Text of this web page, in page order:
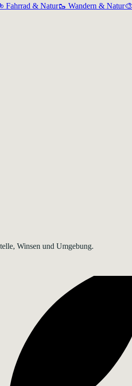
Fahrrad & Natur🥾 Wandern & Natur🎨
Winsen und Umgebung.